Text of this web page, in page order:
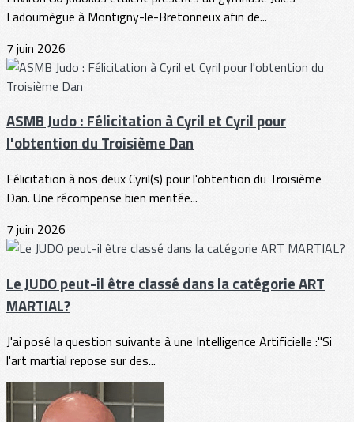
Ladoumègue à Montigny-le-Bretonneux afin de...
7 juin 2026
ASMB Judo : Félicitation à Cyril et Cyril pour
l'obtention du Troisième Dan
Félicitation à nos deux Cyril(s) pour l'obtention du Troisième
Dan. Une récompense bien meritée...
7 juin 2026
Le JUDO peut-il être classé dans la catégorie ART
MARTIAL?
J'ai posé la question suivante à une Intelligence Artificielle :"Si
l'art martial repose sur des...